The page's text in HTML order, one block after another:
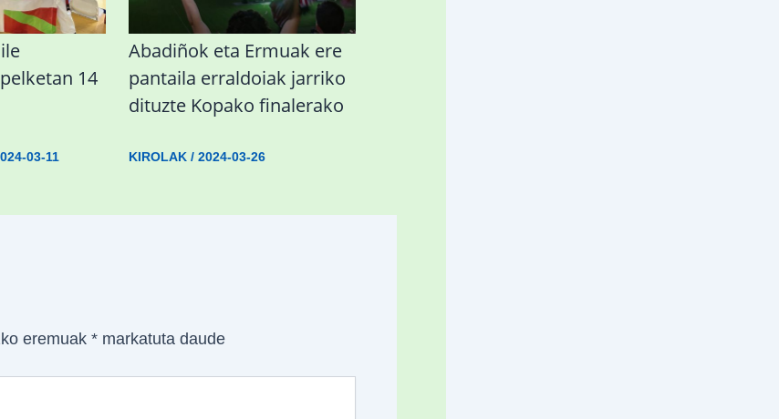
14
03-11
Abadiñok eta Ermuak ere
pantaila erraldoiak jarriko
dituzte Kopako finalerako
KIROLAK /2024-03-26
eremuak *markatuta daude